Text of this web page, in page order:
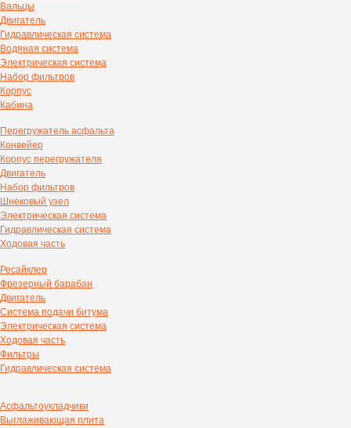
Вальцы
Двигатель
Гидравлическая система
Водяная система
Электрическая система
Набор фильтров
Корпус
Кабина
Перегружатель асфальта
Конвейер
Корпус перегружателя
Двигатель
Набор фильтров
Шнековый узел
Электрическая система
Гидравлическая система
Ходовая часть
Ресайклер
Фрезерный барабан
Двигатель
Система подачи битума
Электрическая система
Ходовая часть
Фильтры
Гидравлическая система
Асфальтоукладчики
Выглаживающая плита